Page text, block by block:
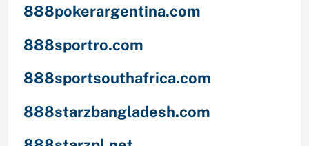
888pokerargentina.com
888sportro.com
888sportsouthafrica.com
888starzbangladesh.com